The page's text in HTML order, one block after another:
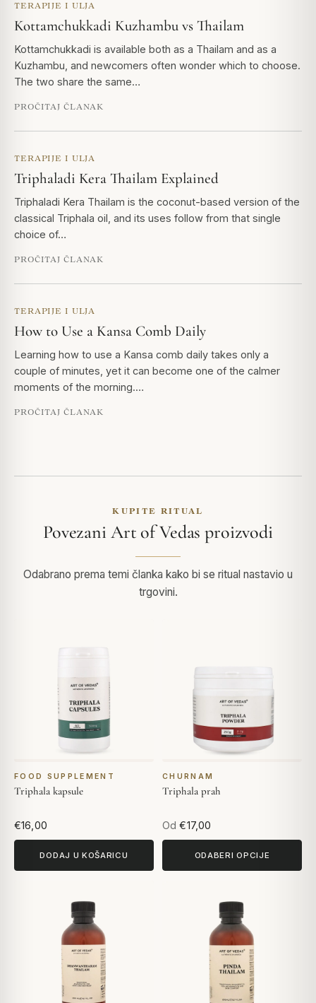
TERAPIJE I ULJA
Kottamchukkadi Kuzhambu vs Thailam
Kottamchukkadi is available both as a Thailam and as a
Kuzhambu, and newcomers often wonder which to choose.
The two share the same…
PROČITAJ ČLANAK
TERAPIJE I ULJA
Triphaladi Kera Thailam Explained
Triphaladi Kera Thailam is the coconut-based version of the
classical Triphala oil, and its uses follow from that single
choice of…
PROČITAJ ČLANAK
TERAPIJE I ULJA
How to Use a Kansa Comb Daily
Learning how to use a Kansa comb daily takes only a
couple of minutes, yet it can become one of the calmer
moments of the morning.…
PROČITAJ ČLANAK
KUPITE RITUAL
Povezani Art of Vedas proizvodi
Odabrano prema temi članka kako bi se ritual nastavio u
trgovini.
FOOD SUPPLEMENT
Triphala kapsule
€16,00
DODAJ U KOŠARICU
CHURNAM
Triphala prah
Od €17,00
ODABERI OPCIJE